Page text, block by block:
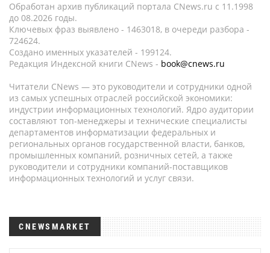
Обработан архив публикаций портала CNews.ru c 11.1998
до 08.2026 годы.
Ключевых фраз выявлено - 1463018, в очереди разбора -
724624.
Создано именных указателей - 199124.
Редакция Индексной книги CNews - book@cnews.ru
Читатели CNews — это руководители и сотрудники одной
из самых успешных отраслей российской экономики:
индустрии информационных технологий. Ядро аудитории
составляют топ-менеджеры и технические специалисты
департаментов информатизации федеральных и
региональных органов государственной власти, банков,
промышленных компаний, розничных сетей, а также
руководители и сотрудники компаний-поставщиков
информационных технологий и услуг связи.
CNEWSMARKET